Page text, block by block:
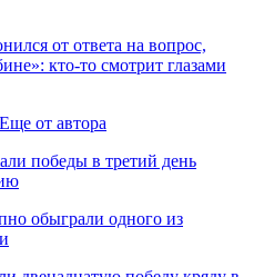
от ответа на вопрос,
кто-то смотрит глазами
Еще от автора
победы в третий день
обыграли одного из